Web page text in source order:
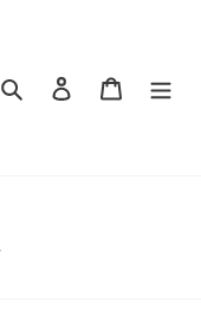
検索 ログインカート